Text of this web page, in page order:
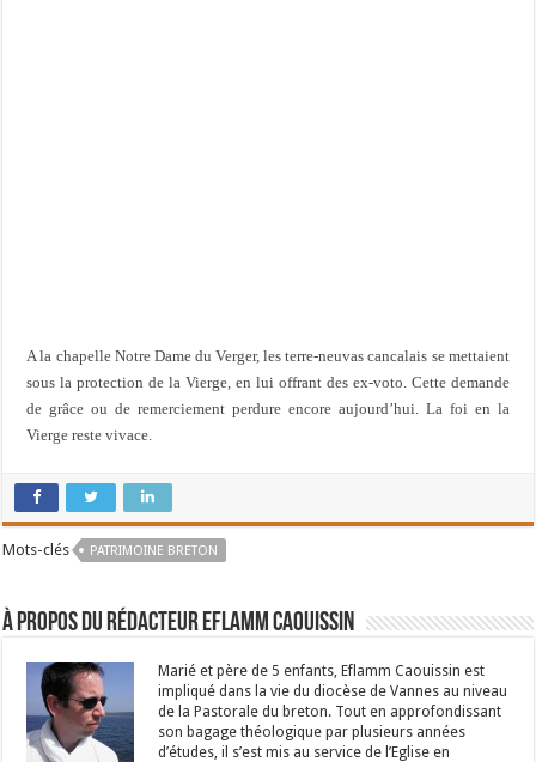
A la chapelle Notre Dame du Verger, les terre-neuvas cancalais se mettaient
sous la protection de la Vierge, en lui offrant des ex-voto. Cette demande
de grâce ou de remerciement perdure encore aujourd’hui. La foi en la
Vierge reste vivace.
Mots-clés PATRIMOINE BRETON
À propos du rédacteur Eflamm Caouissin
Marié et père de 5 enfants, Eflamm Caouissin est
impliqué dans la vie du diocèse de Vannes au niveau
de la Pastorale du breton. Tout en approfondissant
son bagage théologique par plusieurs années
d’études, il s’est mis au service de l’Eglise en